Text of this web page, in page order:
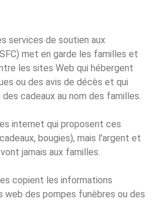
services de soutien aux
met en garde les familles et
les sites Web qui hébergent
ou des avis de décès et qui
cadeaux au nom des familles.
internet qui proposent ces
bougies), mais l'argent et
jamais aux familles.
copient les informations
web des pompes funèbres ou des